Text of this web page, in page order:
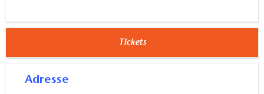
Tickets
Adresse